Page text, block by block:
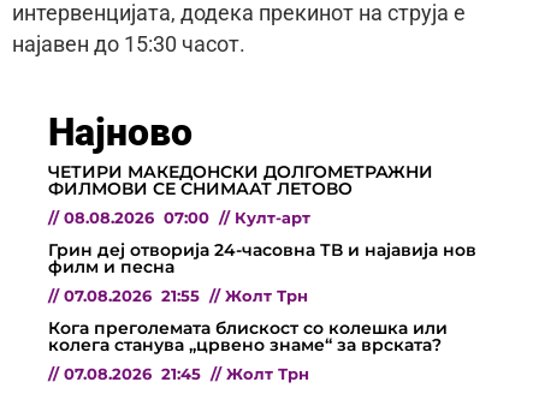
интервенцијата, додека прекинот на струја е
најавен до 15:30 часот.
Најново
ЧЕТИРИ МАКЕДОНСКИ ДОЛГОМЕТРАЖНИ
ФИЛМОВИ СЕ СНИМААТ ЛЕТОВО
// 08.08.2026 07:00 // Култ-арт
Грин деј отворија 24-часовна ТВ и најавија нов
филм и песна
// 07.08.2026 21:55 // Жолт Трн
Кога преголемата блискост со колешка или
колега станува „црвено знаме“ за врската?
// 07.08.2026 21:45 // Жолт Трн